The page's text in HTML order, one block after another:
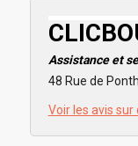
Assistance et
48 Rue de
Voir les avis